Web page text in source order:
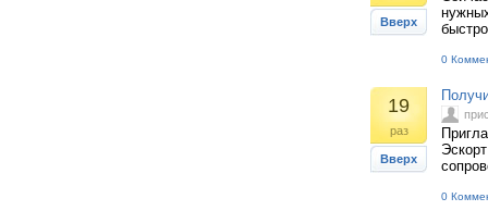
Вверх
0
19
раз
Вверх
0